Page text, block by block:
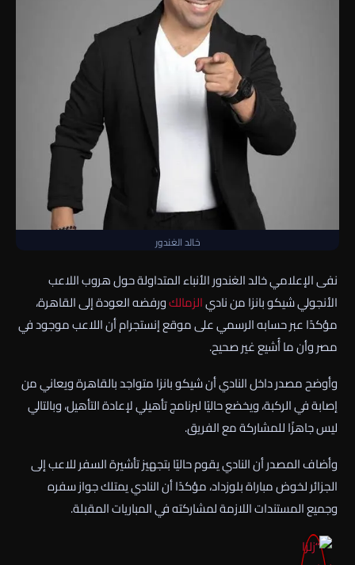
خالد الغندور
نفى الإعلامي خالد الغندور الأنباء المتداولة حول هروب اللاعب
الأنجولي شيكو بانزا من ناديالزمالكورفضه العودة إلى القاهرة،
مؤكدًا عبر حسابه الرسمي على موقع إنستجرام أن اللاعب موجود في
مصر وأن ما أُشيع غير صحيح.
وأوضح مصدر داخل النادي أن شيكو بانزا متواجد بالقاهرة ويعاني من
إصابة في الركبة، ويخضع حاليًا لبرنامج تأهيلي لإعادة التأهيل، وبالتالي
ليس جاهزًا للمشاركة مع الفريق.
وأضاف المصدر أن النادي يقوم حاليًا بتجهيز تأشيرة السفر للاعب إلى
الجزائر لخوض مباراة بلوزداد، مؤكدًا أن النادي يمتلك جواز سفره
وجميع المستندات اللازمة لمشاركته في المباريات المقبلة.